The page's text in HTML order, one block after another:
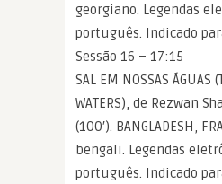
georgiano. Legendas
português. Indicado
Sessão 16 – 17:15
SAL EM NOSSAS ÁGUAS
WATERS), de Rezwan
(100′). BANGLADESH,
bengali. Legendas
português. Indicado